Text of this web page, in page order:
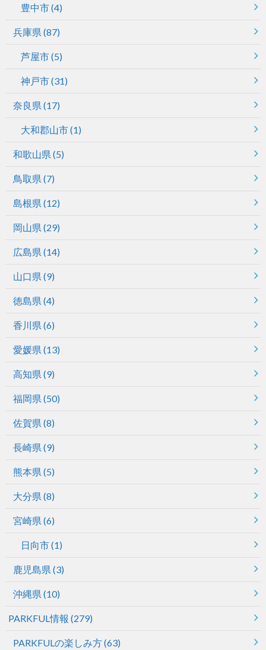
豊中市(4)
兵庫県 (87)
芦屋市(5)
神戸市(31)
奈良県 (17)
大和郡山市(1)
和歌山県 (5)
鳥取県 (7)
島根県 (12)
岡山県 (29)
広島県 (14)
山口県 (9)
徳島県 (4)
香川県 (6)
愛媛県 (13)
高知県 (9)
福岡県 (50)
佐賀県 (8)
長崎県 (9)
熊本県 (5)
大分県 (8)
宮崎県 (6)
日向市(1)
鹿児島県 (3)
沖縄県 (10)
PARKFUL情報 (279)
PARKFULの楽しみ方(63)